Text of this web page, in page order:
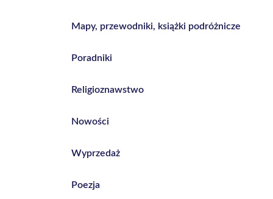
Mapy, przewodniki, książki podróżnicze
Poradniki
Religioznawstwo
Nowości
Wyprzedaż
Poezja